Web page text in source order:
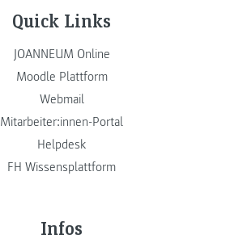
Quick Links
JOANNEUM Online
Moodle Plattform
Webmail
Mitarbeiter:innen-Portal
Helpdesk
FH Wissensplattform
Infos